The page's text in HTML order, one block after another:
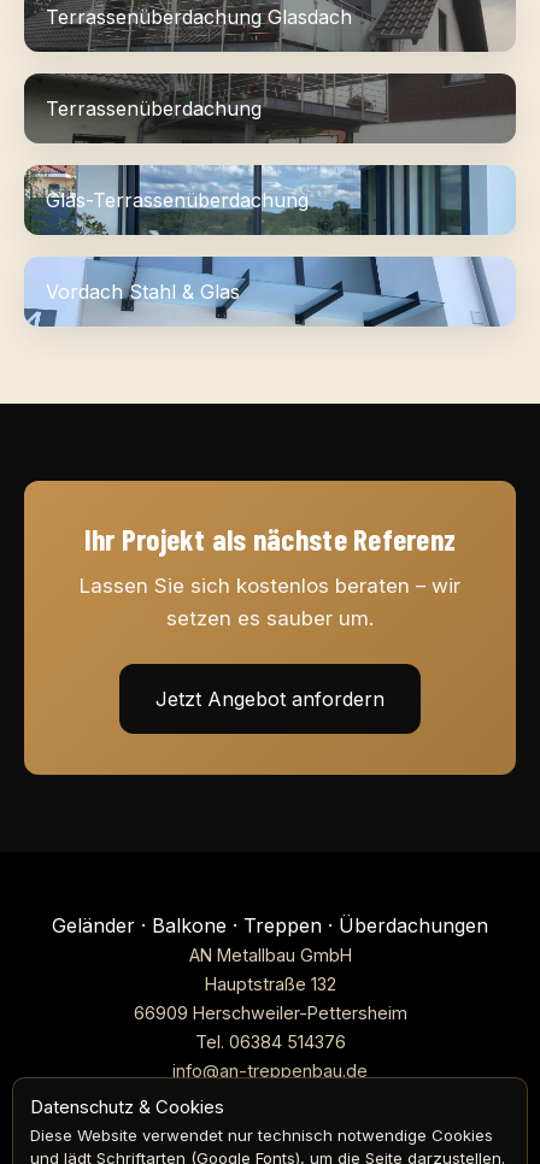
Terrassenüberdachung Glasdach
Terrassenüberdachung
Glas-Terrassenüberdachung
Vordach Stahl & Glas
Ihr Projekt als nächste Referenz
Lassen Sie sich kostenlos beraten – wir
setzen es sauber um.
Jetzt Angebot anfordern
Geländer · Balkone · Treppen · Überdachungen
AN Metallbau GmbH
Hauptstraße 132
66909 Herschweiler-Pettersheim
Tel. 06384 514376
info@an-treppenbau.de
Leistungen Referenzen
Kontakt
Datenschutz & Cookies
Diese Website verwendet nur technisch notwendige Cookies
und lädt Schriftarten (Google Fonts), um die Seite darzustellen.